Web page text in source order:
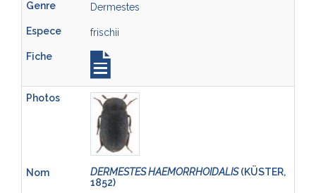
Dermestes
frischii
DERMESTES HAEMORRHOIDALIS(KÜSTER,
1852)